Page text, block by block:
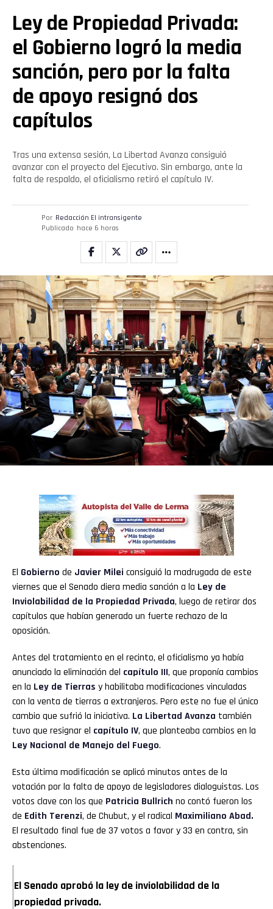
Ley de Propiedad Privada:
el Gobierno logró la media
sanción, pero por la falta
de apoyo resignó dos
capítulos
Tras una extensa sesión, La Libertad Avanza consiguió
avanzar con el proyecto del Ejecutivo. Sin embargo, ante la
falta de respaldo, el oficialismo retiró el capítulo IV.
Por Redacción El intransigente
Publicado hace 6 horas
El Gobierno de Javier Milei consiguió la madrugada de este
viernes que el Senado diera media sanción a la Ley de
Inviolabilidad de la Propiedad Privada, luego de retirar dos
capítulos que habían generado un fuerte rechazo de la
oposición.
Antes del tratamiento en el recinto, el oficialismo ya había
anunciado la eliminación del capítulo III, que proponía cambios
en la Ley de Tierras y habilitaba modificaciones vinculadas
con la venta de tierras a extranjeros. Pero este no fue el único
cambio que sufrió la iniciativa. La Libertad Avanza también
tuvo que resignar el capítulo IV, que planteaba cambios en la
Ley Nacional de Manejo del Fuego.
Esta última modificación se aplicó minutos antes de la
votación por la falta de apoyo de legisladores dialoguistas. Los
votos clave con los que Patricia Bullrich no contó fueron los
de Edith Terenzi, de Chubut, y el radical Maximiliano Abad.
El resultado final fue de 37 votos a favor y 33 en contra, sin
abstenciones.
El Senado aprobó la ley de inviolabilidad de la
propiedad privada.